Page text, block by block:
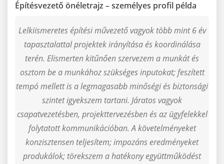
Építésvezető önéletrajz – személyes profil példa
Lelkiismeretes építési művezető vagyok több mint 6 év
tapasztalattal projektek irányítása és koordinálása
terén. Elismerten kitűnően szervezem a munkát és
osztom be a munkához szükséges inputokat; feszített
tempó mellett is a legmagasabb minőségi és biztonsági
szintet igyekszem tartani. Járatos vagyok
csapatvezetésben, projekttervezésben és az ügyfelekkel
folytatott kommunikációban. A követelményeket
konzisztensen teljesítem; impozáns eredményeket
produkálok; törekszem a hatékony együttműködést